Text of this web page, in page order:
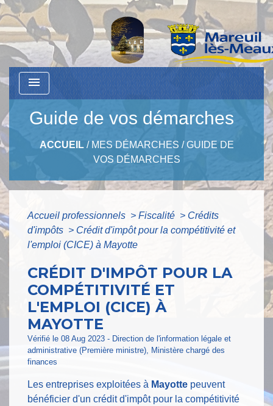
menu
Guide de vos démarches
ACCUEIL/ MES DÉMARCHES /GUIDE DE
VOS DÉMARCHES
Accueil professionnels > Fiscalité > Crédits
d'impôts > Crédit d'impôt pour la compétitivité et
l'emploi (CICE) à Mayotte
CRÉDIT D'IMPÔT POUR LA
COMPÉTITIVITÉ ET
L'EMPLOI (CICE) À
MAYOTTE
Vérifié le 08 Aug 2023 - Direction de l'information légale et
administrative (Première ministre), Ministère chargé des
finances
Les entreprises exploitées à Mayotte peuvent
bénéficier d'un crédit d'impôt pour la compétitivité